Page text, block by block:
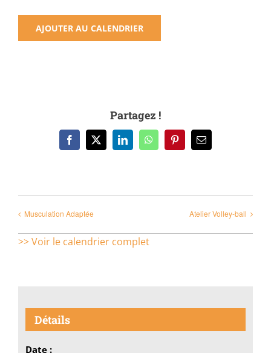
AJOUTER AU CALENDRIER
Partagez !
Facebook
X LinkedInWhatsAppPinterestEmail
Musculation Adaptée Atelier Volley-ball
>> Voir le calendrier complet
Détails
Date :